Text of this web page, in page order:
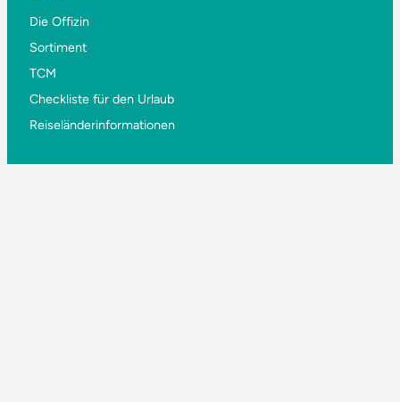
Die Offizin
Sortiment
TCM
Checkliste für den Urlaub
Reiseländerinformationen